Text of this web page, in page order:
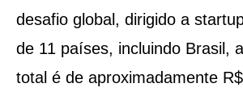
desafio global, dirigido a
de 11 países, incluindo Brasil,
total é de aproximadamente